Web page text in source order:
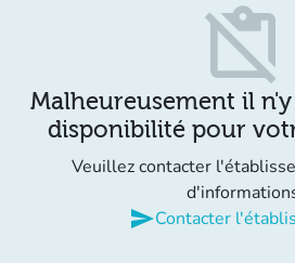
content_paste_off
Malheureusement il
disponibilité pour
Veuillez contacter
sendContacter